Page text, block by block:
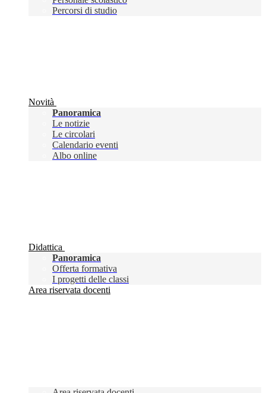
Percorsi di studio
Novità
Panoramica
Le notizie
Le circolari
Calendario eventi
Albo online
Didattica
Panoramica
Offerta formativa
I progetti delle classi
Area riservata docenti